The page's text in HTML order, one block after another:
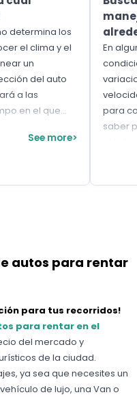
determina los
el clima y el
un
del auto
a las
en el que
See more>
En
para
saber
autos para rentar
para tus recorridos!
para rentar en el
del mercado y
de la ciudad.
ya sea que necesites un
de lujo, una Van o